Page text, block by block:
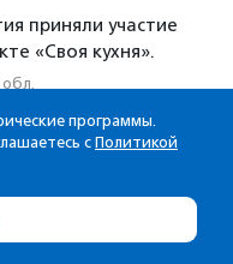
приняли участие
«Своя кухня».
программы.
с Политикой